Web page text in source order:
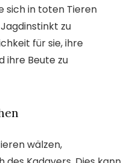
sich in toten Tieren
zu
für sie, ihre
ihre Beute zu
wälzen,